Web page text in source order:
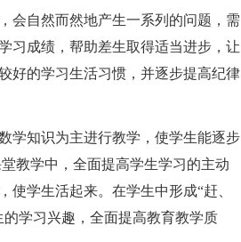
自然而然地产生一系列的问题，需
习成绩，帮助差生取得适当进步，让
好的学习生活习惯，并逐步提高纪律
知识为主进行教学，使学生能逐步
教学中，全面提高学生学习的主动
学生活起来。在学生中形成“赶、
学习兴趣，全面提高教育教学质